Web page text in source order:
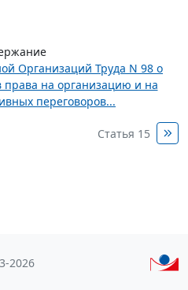
Организаций Труда N 98 о
на организацию и на
переговоров...
Статья 15
2026